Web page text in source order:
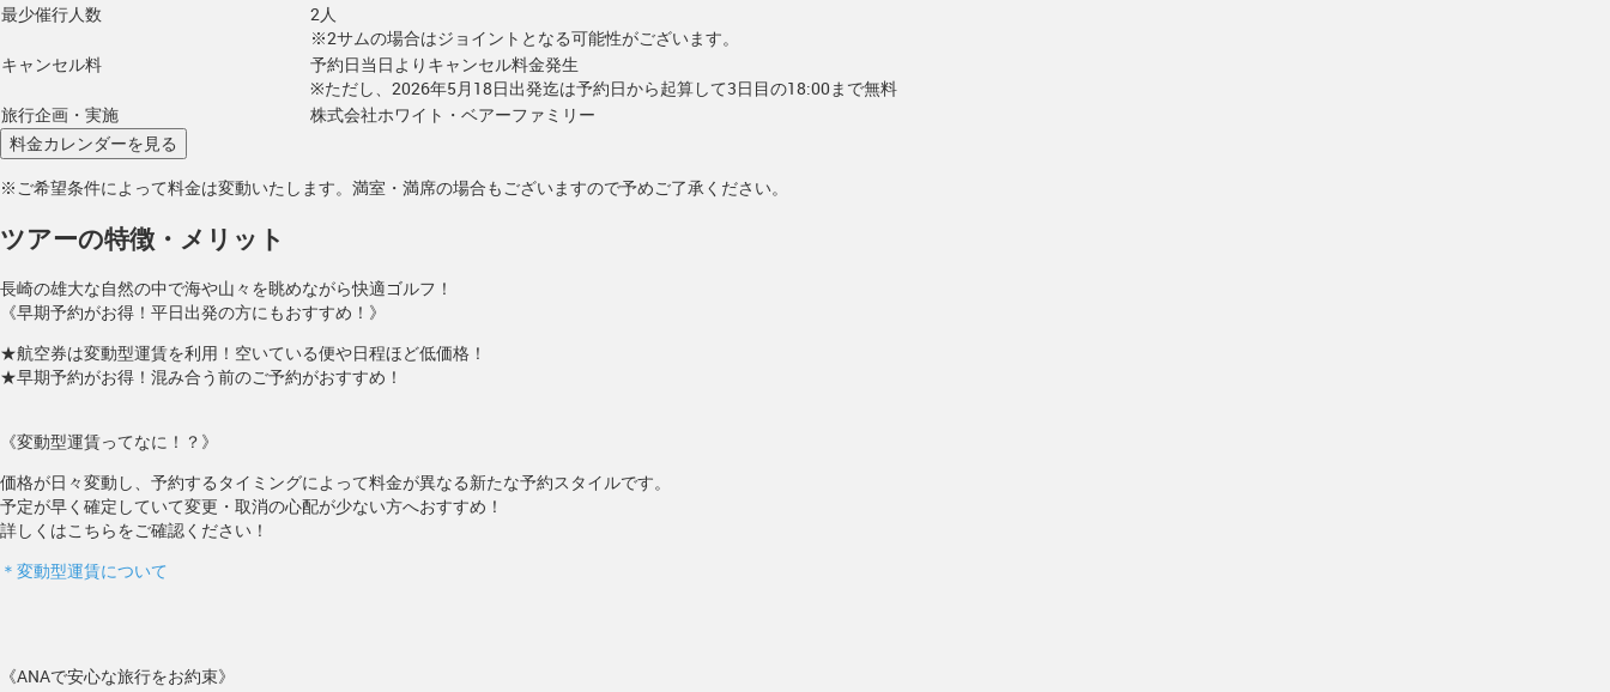
最少催行人数
2人
※2サムの場合はジョイントとなる可能性がございます。
キャンセル料
予約日当日よりキャンセル料金発生
※ただし、2026年5月18日出発迄は予約日から起算して3日目の18:00まで無料
旅行企画・実施
株式会社ホワイト・ベアーファミリー
※ご希望条件によって料金は変動いたします。満室・満席の場合もございますので予めご了承ください。
ツアーの特徴・メリット
長崎の雄大な自然の中で海や山々を眺めながら快適ゴルフ！
《早期予約がお得！平日出発の方にもおすすめ！》
★航空券は変動型運賃を利用！空いている便や日程ほど低価格！
★早期予約がお得！混み合う前のご予約がおすすめ！
《変動型運賃ってなに！？》
価格が日々変動し、予約するタイミングによって料金が異なる新たな予約スタイルです。
予定が早く確定していて変更・取消の心配が少ない方へおすすめ！
詳しくはこちらをご確認ください！
＊変動型運賃について
《ANAで安心な旅行をお約束》